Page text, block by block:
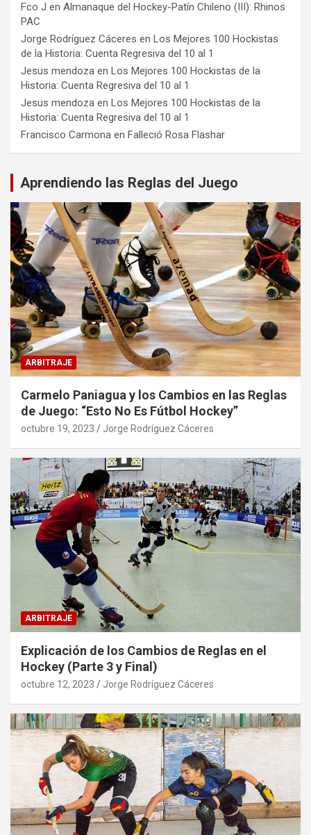
Fco J en Almanaque del Hockey-Patín Chileno (III): Rhinos
PAC
Jorge Rodríguez Cáceres en Los Mejores 100 Hockistas
de la Historia: Cuenta Regresiva del 10 al 1
Jesus mendoza en Los Mejores 100 Hockistas de la
Historia: Cuenta Regresiva del 10 al 1
Jesus mendoza en Los Mejores 100 Hockistas de la
Historia: Cuenta Regresiva del 10 al 1
Francisco Carmona en Falleció Rosa Flashar
Aprendiendo las Reglas del Juego
ARBITRAJE
Carmelo Paniagua y los Cambios en las Reglas
de Juego: “Esto No Es Fútbol Hockey”
octubre 19, 2023 Jorge Rodríguez Cáceres
ARBITRAJE
Explicación de los Cambios de Reglas en el
Hockey (Parte 3 y Final)
octubre 12, 2023 Jorge Rodríguez Cáceres